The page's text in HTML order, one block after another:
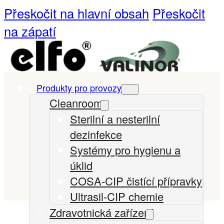
Přeskočit na hlavní obsah Přeskočit
na zápatí
Produkty pro provozy
Cleanrooms
Sterilní a nesterilní
dezinfekce
Systémy pro hygienu a
úklid
COSA-CIP čistící přípravky
Ultrasil-CIP chemie
Zdravotnická zařízení